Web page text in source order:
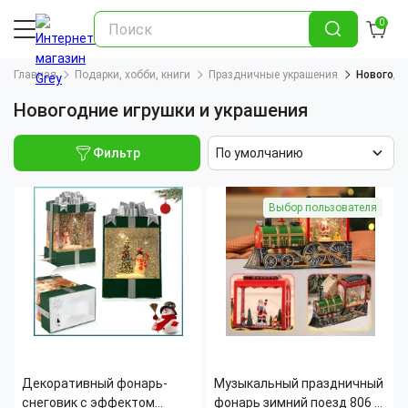
0
Главная Подарки, хобби, книги Праздничные украшения
Новогодние игрушки и украшения
Фильтр По умолчанию
Декоративный фонарь-
снеговик с эффектом
Выбор пользователя
Музыкальный праздничный
фонарь зимний поезд 806 с